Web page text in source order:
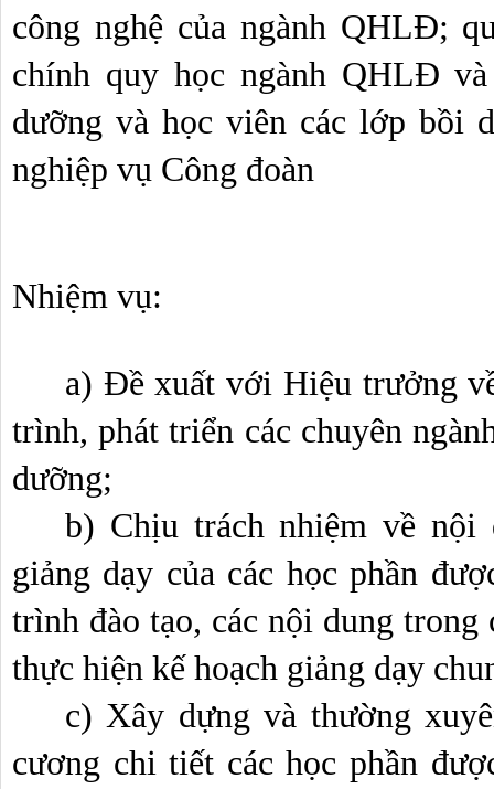
công nghệ của ngành QHLĐ;
chính quy học ngành QHLĐ
dưỡng và học viên các lớp bồi
nghiệp vụ Công đoàn
Nhiệm vụ:
a) Đề xuất với Hiệu trưởng
trình, phát triển các chuyên
dưỡng;
b) Chịu trách nhiệm về nội
giảng dạy của các học phần
trình đào tạo, các nội dung
thực hiện kế hoạch giảng dạy
c) Xây dựng và thường
cương chi tiết các học phần